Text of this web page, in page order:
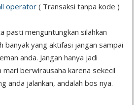
operator ( Transaksi tanpa kode )
pasti menguntungkan silahkan
banyak yang aktifasi jangan sampai
anda. Jangan hanya jadi
berwirausaha karena sekecil
anda jalankan, andalah bos nya.